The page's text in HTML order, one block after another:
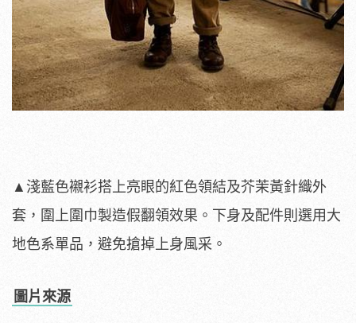
▲淺藍色襯衫搭上亮眼的紅色領結及芥茉黃針織外
套，圍上圍巾製造假翻領效果。下身及配件則選用大
地色系單品，避免搶掉上身風采。
圖片來源